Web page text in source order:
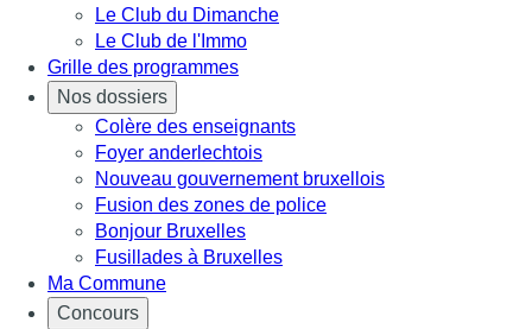
Le Club du Dimanche
Le Club de l'Immo
Grille des programmes
Nos dossiers
Colère des enseignants
Foyer anderlechtois
Nouveau gouvernement bruxellois
Fusion des zones de police
Bonjour Bruxelles
Fusillades à Bruxelles
Ma Commune
Concours